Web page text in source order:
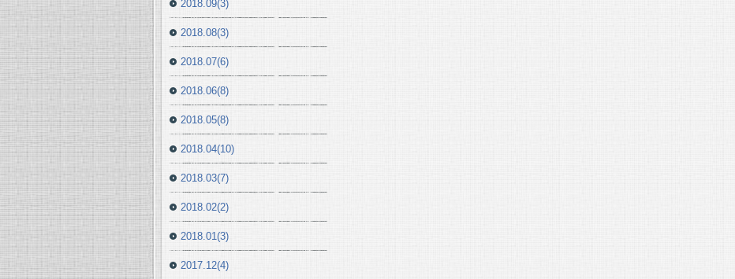
2018.09(3)
2018.08(3)
2018.07(6)
2018.06(8)
2018.05(8)
2018.04(10)
2018.03(7)
2018.02(2)
2018.01(3)
2017.12(4)